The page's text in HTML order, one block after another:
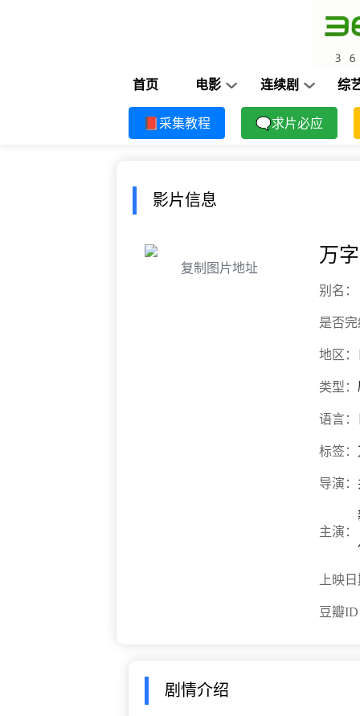
首页 电影 连续剧 综
📕采集教程 🗨求片必应
影片信息
复制图片地址
万字
别名：
是否
地区：
类型：
语言：
标签：
导演：
主演：
上映
豆瓣
剧情介绍